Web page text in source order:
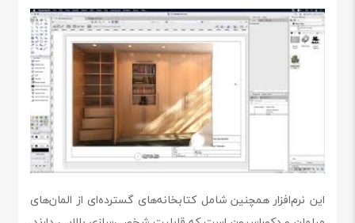
این نرم‌افزار همچنین شامل کتابخانه‌های گسترده‌ای از المان‌های